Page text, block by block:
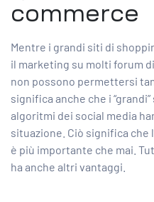
commerce
Mentre i grandi siti di
il marketing su molti forum
non possono permettersi
significa anche che i
algoritmi dei social media
situazione. Ciò significa che
è più importante che mai.
ha anche altri vantaggi.